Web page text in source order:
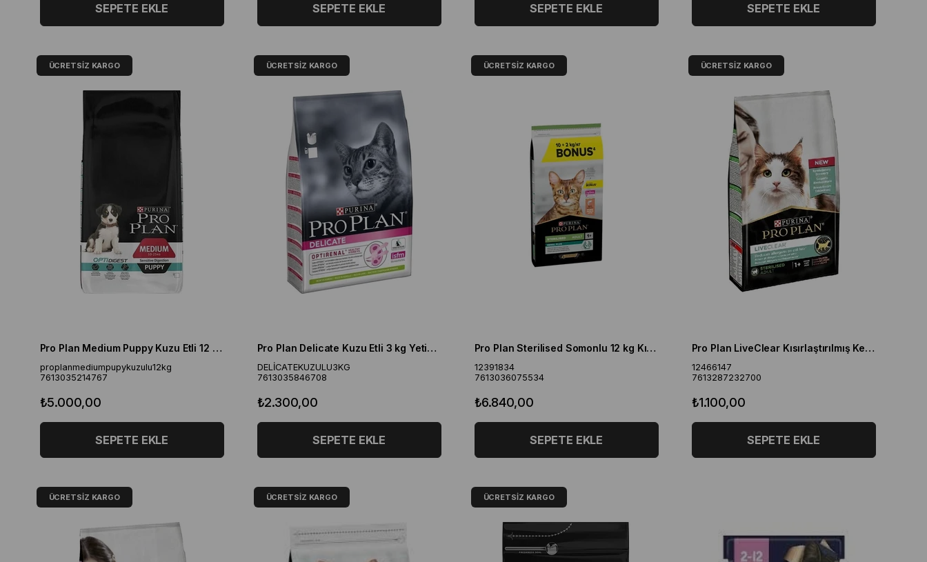
SEPETE EKLE SEPETE EKLE SEPETE EKLE SEPETE EKLE
Pro Plan Medium Puppy Kuzu Etli 12 kg Orta Irk Yavru Köpek Maması
proplanmediumpupykuzulu12kg
7613035214767
₺5.000,00
SEPETE EKLE
ÜCRETSIZ KARGO
Pro Plan Delicate Kuzu Etli 3 kg Yetişkin Kedi Maması
DELİCATEKUZULU3KG
7613035846708
₺2.300,00
SEPETE EKLE
ÜCRETSIZ KARGO
Pro Plan Sterilised Somonlu 12 kg Kısırlaştırılmış Yetişkin Kedi Maması
12391834
7613036075534
₺6.840,00
SEPETE EKLE
ÜCRETSIZ KARGO
Pro Plan LiveClear Kısırlaştırılmış Kediler için Somonlu Kedi Maması 1,4 Kg
12466147
7613287232700
₺1.100,00
SEPETE EKLE
ÜCRETSIZ KARGO
ÜCRETSIZ KARGO ÜCRETSIZ KARGO ÜCRETSIZ KARGO